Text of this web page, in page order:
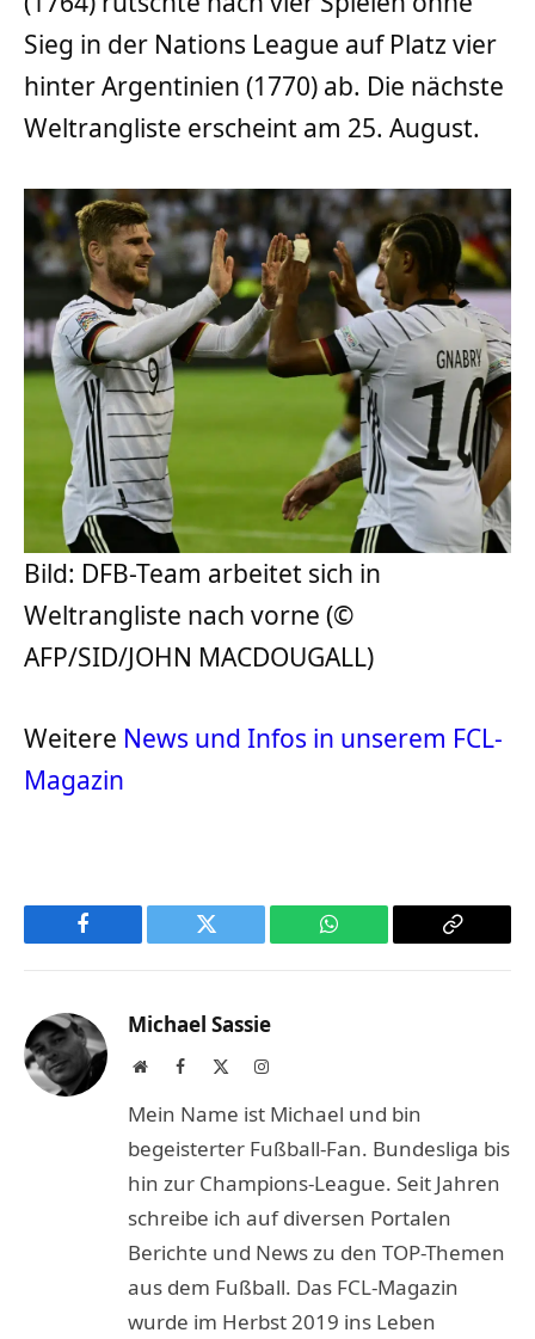
Sieg in der Nations League auf Platz vier
hinter Argentinien (1770) ab. Die nächste
Weltrangliste erscheint am 25. August.
Bild: DFB-Team arbeitet sich in
Weltrangliste nach vorne (©
AFP/SID/JOHN MACDOUGALL)
Weitere News und Infos in unserem FCL-
Magazin
Facebook Twitter WhatsApp
Copy
Michael Sassie
WebsiteFacebook Instagram
Mein Name ist Michael und bin
begeisterter Fußball-Fan. Bundesliga bis
hin zur Champions-League. Seit Jahren
schreibe ich auf diversen Portalen
Berichte und News zu den TOP-Themen
aus dem Fußball. Das FCL-Magazin
wurde im Herbst 2019 ins Leben